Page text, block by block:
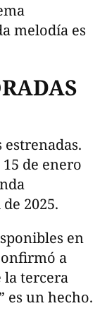
melodía es
de enero
2025.
en
a
la tercera
es un hecho.